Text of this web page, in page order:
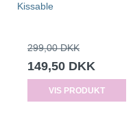
Kissable
299,00 DKK
149,50 DKK
VIS PRODUKT